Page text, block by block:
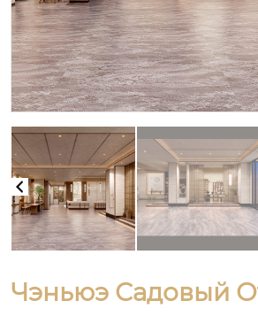
Чэньюэ Садовый